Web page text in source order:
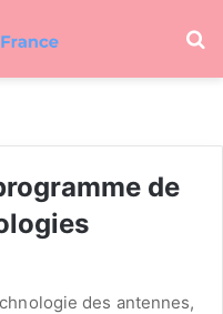
de
des antennes,